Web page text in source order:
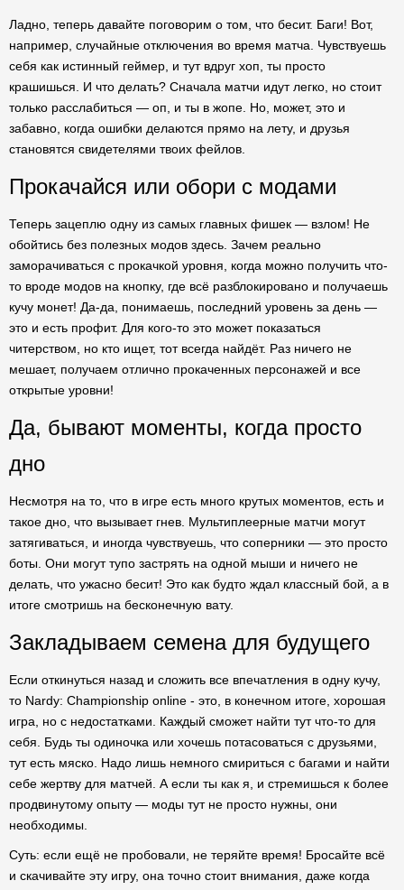
Ладно, теперь давайте поговорим о том, что бесит. Баги! Вот,
например, случайные отключения во время матча. Чувствуешь
себя как истинный геймер, и тут вдруг хоп, ты просто
крашишься. И что делать? Сначала матчи идут легко, но стоит
только расслабиться — оп, и ты в жопе. Но, может, это и
забавно, когда ошибки делаются прямо на лету, и друзья
становятся свидетелями твоих фейлов.
Прокачайся или обори с модами
Теперь зацеплю одну из самых главных фишек — взлом! Не
обойтись без полезных модов здесь. Зачем реально
заморачиваться с прокачкой уровня, когда можно получить что-
то вроде модов на кнопку, где всё разблокировано и получаешь
кучу монет! Да-да, понимаешь, последний уровень за день —
это и есть профит. Для кого-то это может показаться
читерством, но кто ищет, тот всегда найдёт. Раз ничего не
мешает, получаем отлично прокаченных персонажей и все
открытые уровни!
Да, бывают моменты, когда просто
дно
Несмотря на то, что в игре есть много крутых моментов, есть и
такое дно, что вызывает гнев. Мультиплеерные матчи могут
затягиваться, и иногда чувствуешь, что соперники — это просто
боты. Они могут тупо застрять на одной мыши и ничего не
делать, что ужасно бесит! Это как будто ждал классный бой, а в
итоге смотришь на бесконечную вату.
Закладываем семена для будущего
Если откинуться назад и сложить все впечатления в одну кучу,
то Nardy: Championship online - это, в конечном итоге, хорошая
игра, но с недостатками. Каждый сможет найти тут что-то для
себя. Будь ты одиночка или хочешь потасоваться с друзьями,
тут есть мяско. Надо лишь немного смириться с багами и найти
себе жертву для матчей. А если ты как я, и стремишься к более
продвинутому опыту — моды тут не просто нужны, они
необходимы.
Суть: если ещё не пробовали, не теряйте время! Бросайте всё
и скачивайте эту игру, она точно стоит внимания, даже когда